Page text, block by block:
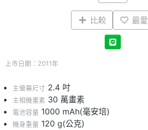
比較 最愛
上市日期：2011年
主螢幕尺寸 2.4 吋
主相機畫素 30 萬畫素
電池容量 1000 mAh(毫安培)
機身重量 120 g(公克)